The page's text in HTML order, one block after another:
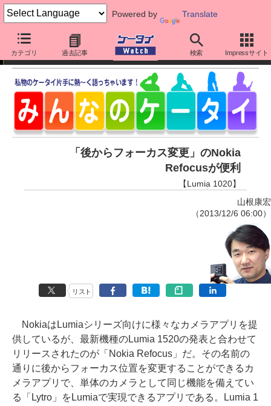
Powered by Translate
カテゴリ 過去記事 検索 Impressサイト
みんなのケータイ
「後からフォーカス変更」のNokia
Refocusが便利
【Lumia 1020】
山根康宏
（2013/12/6 06:00）
リスト
NokiaはLumiaシリーズ向けに様々なカメラアプリを提
供しているが、最新機種のLumia 1520の発表と合わせて
リリースされたのが「Nokia Refocus」だ。その名前の
通りに後からフォーカス位置を変更することができるカ
メラアプリで、単体のカメラとして同じ機能を備えてい
る「Lytro」をLumiaで実現できるアプリである。Lumia 1